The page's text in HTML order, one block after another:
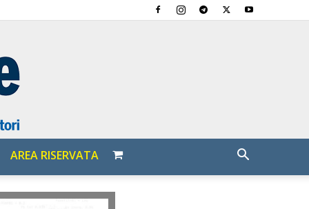
AREA RISERVATA